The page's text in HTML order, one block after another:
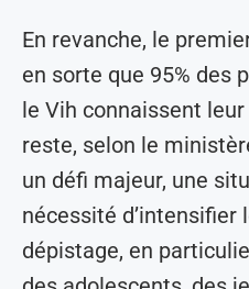
En revanche, le
en sorte que 95% des
le Vih connaissent
reste, selon le
un défi majeur, une
nécessité d’intensifier
dépistage, en